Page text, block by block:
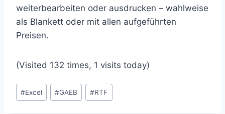
weiterbearbeiten oder ausdrucken – wahlweise
als Blankett oder mit allen aufgeführten
Preisen.
(Visited 132 times, 1 visits today)
Schlagworte:
#Excel #GAEB #RTF